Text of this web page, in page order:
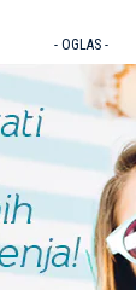
- OGLAS -